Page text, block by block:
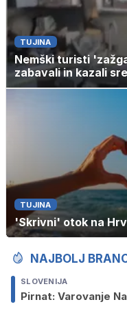
TUJINA
Nemški turisti
zabavali in kazali
TUJINA
'Skrivni' otok na
NAJBOLJ
SLOVENIJA
Pirnat: Varovanje